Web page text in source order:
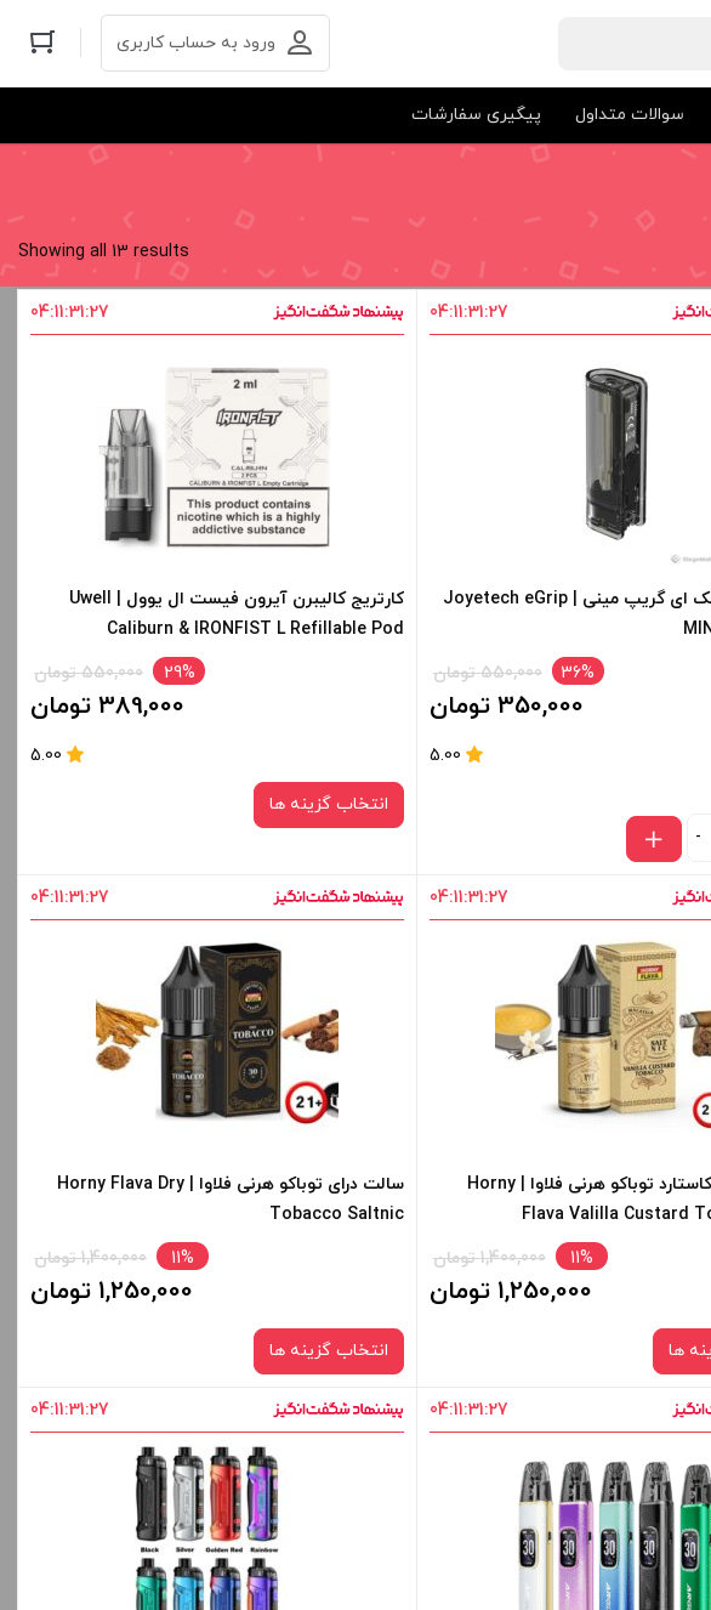
ورود به حساب کاربری
سوالات متداول پیگیری سفارشات
Showing all 13 results
04:11:31:27
کارتریج جویتک ای گریپ مینی | Joyetech eGrip
36%
550,000 تومان
350,000 تومان
5.00
-
04:11:31:27
کارتریج کالیبرن آیرون فیست ال یوول | Uwell
Caliburn & IRONFIST L Refillable Pod
29%
550,000 تومان
389,000 تومان
5.00
انتخاب گزینه ها
نوع کویل :
0.8 اهم
1.2 اهم
برای فعال شدن سبد خرید و نمایش قیمت ، گزینه
های محصول را از کادر بالا انتخاب کنید.
04:11:31:27
سالت وانیل کاستارد توباکو هرنی فلاوا | Horny
Flava Valilla Custard
11%
1,400,000 تومان
1,250,000 تومان
ها
نیکوتین:
گرم
50 میلی گرم
سبد خرید و نمایش قیمت ، گزینه
04:11:31:27
سالت درای توباکو هرنی فلاوا | Horny Flava Dry
Tobacco Saltnic
11%
1,400,000 تومان
1,250,000 تومان
انتخاب گزینه ها
نیکوتین:
35 میلی‌ گرم
صاف
برای فعال شدن سبد خرید و نمایش قیمت ، گزینه
04:11:31:27
04:11:31:27